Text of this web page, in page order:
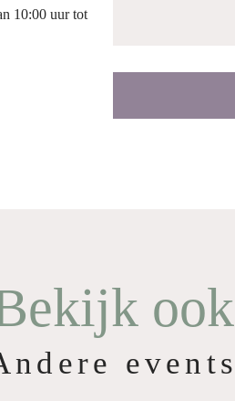
10:00 uur tot
ook
events